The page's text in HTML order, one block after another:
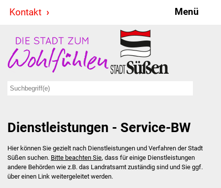
Kontakt Menü
Stadt & Politik
Bürgermeister
Ausschüsse
Ratsinformationssystem
Jugendbeirat
Dienstleistungen - Service-BW
Hier können Sie gezielt nach Dienstleistungen und Verfahren der Stadt
Süßen suchen. Bitte beachten Sie, dass für einige Dienstleistungen
andere Behörden wie z.B. das Landratsamt zuständig sind und Sie ggf.
über einen Link weitergeleitet werden.